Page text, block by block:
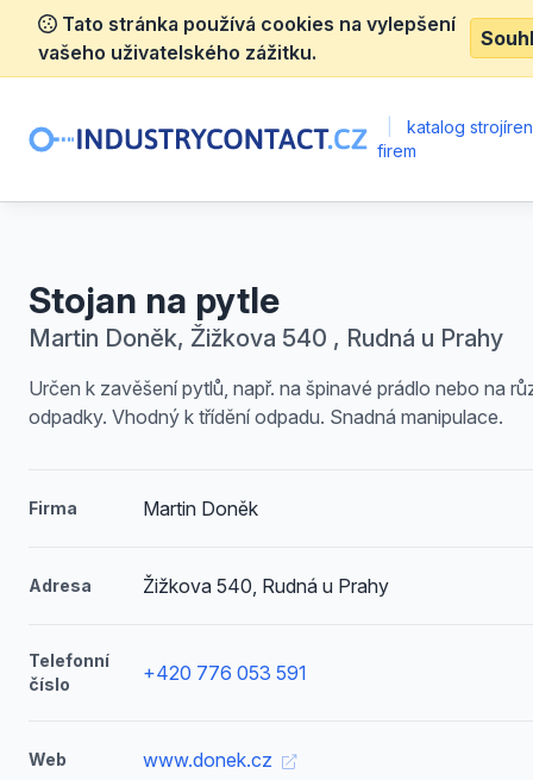
Tato stránka používá cookies na vylepšení
vašeho uživatelského zážitku.
katalog
firem
Stojan na pytle
Martin Doněk, Žižkova 540 , Rudná u Prahy
Určen k zavěšení pytlů, např. na špinavé prádlo nebo na
odpadky. Vhodný k třídění odpadu. Snadná manipulace.
Firma Martin Doněk
Adresa Žižkova 540, Rudná u Prahy
Telefonní
číslo
+420 776 053 591
Web www.donek.cz